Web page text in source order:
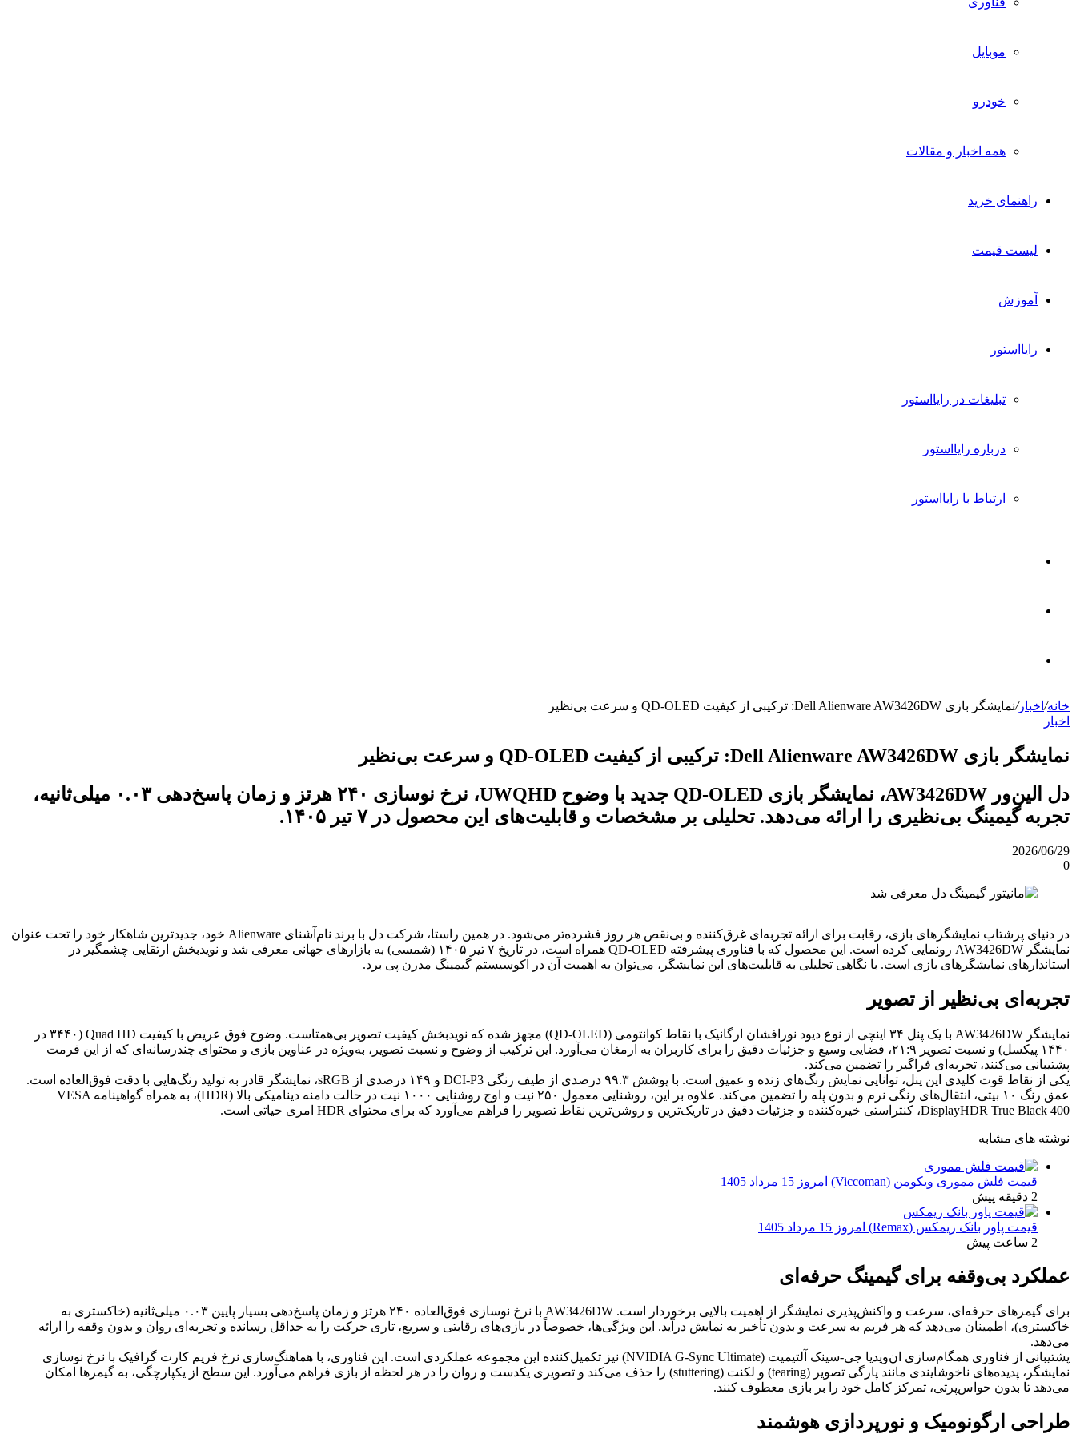
موبایل
خودرو
همه اخبار و مقالات
راهنمای خرید
لیست قیمت
آموزش
رایااستور
تبلیغات در رایااستور
درباره رایااستور
ارتباط با رایااستور
برای خانه/ اخبار/نمایشگر بازی Dell Alienware AW3426DW: ترکیبی از کیفیت QD-OLED و سرعت بی‌نظیر
اخبار
نمایشگر بازی Dell Alienware AW3426DW: ترکیبی از کیفیت QD-OLED و سرعت بی‌نظیر
دل الین‌ور AW3426DW، نمایشگر بازی QD-OLED جدید با وضوح UWQHD، نرخ نوسازی ۲۴۰ هرتز و زمان پاسخ‌دهی ۰.۰۳ میلی‌ثانیه،
تجربه گیمینگ بی‌نظیری را ارائه می‌دهد. تحلیلی بر مشخصات و قابلیت‌های این محصول در ۷ تیر ۱۴۰۵.
2026/06/29
0
در دنیای پرشتاب نمایشگرهای بازی، رقابت برای ارائه تجربه‌ای غرق‌کننده و بی‌نقص هر روز فشرده‌تر می‌شود. در همین راستا، شرکت دل با برند نام‌آشنای Alienware خود، جدیدترین شاهکار خود را تحت عنوان
نمایشگر AW3426DW رونمایی کرده است. این محصول که با فناوری پیشرفته QD-OLED همراه است، در تاریخ ۷ تیر ۱۴۰۵ (شمسی) به بازارهای جهانی معرفی شد و نویدبخش ارتقایی چشمگیر در
استاندارهای نمایشگرهای بازی است. با نگاهی تحلیلی به قابلیت‌های این نمایشگر، می‌توان به اهمیت آن در اکوسیستم گیمینگ مدرن پی برد.
تجربه‌ای بی‌نظیر از تصویر
نمایشگر AW3426DW با یک پنل ۳۴ اینچی از نوع دیود نورافشان ارگانیک با نقاط کوانتومی (QD-OLED) مجهز شده که نویدبخش کیفیت تصویر بی‌همتاست. وضوح فوق عریض با کیفیت Quad HD (۳۴۴۰ در
۱۴۴۰ پیکسل) و نسبت تصویر ۲۱:۹، فضایی وسیع و جزئیات دقیق را برای کاربران به ارمغان می‌آورد. این ترکیب از وضوح و نسبت تصویر، به‌ویژه در عناوین بازی و محتوای چندرسانه‌ای که از این فرمت
پشتیبانی می‌کنند، تجربه‌ای فراگیر را تضمین می‌کند.
یکی از نقاط قوت کلیدی این پنل، توانایی نمایش رنگ‌های زنده و عمیق است. با پوشش ۹۹.۳ درصدی از طیف رنگی DCI-P3 و ۱۴۹ درصدی از sRGB، نمایشگر قادر به تولید رنگ‌هایی با دقت فوق‌العاده است.
عمق رنگ ۱۰ بیتی، انتقال‌های رنگی نرم و بدون پله را تضمین می‌کند. علاوه بر این، روشنایی معمول ۲۵۰ نیت و اوج روشنایی ۱۰۰۰ نیت در حالت دامنه دینامیکی بالا (HDR)، به همراه گواهینامه VESA
DisplayHDR True Black 400، کنتراستی خیره‌کننده و جزئیات دقیق در تاریک‌ترین و روشن‌ترین نقاط تصویر را فراهم می‌آورد که برای محتوای HDR امری حیاتی است.
نوشته های مشابه
قیمت فلش مموری ویکومن (Viccoman) امروز 15 مرداد 1405
2 دقیقه پیش
قیمت پاور بانک ریمکس (Remax) امروز 15 مرداد 1405
2 ساعت پیش
عملکرد بی‌وقفه برای گیمینگ حرفه‌ای
برای گیمرهای حرفه‌ای، سرعت و واکنش‌پذیری نمایشگر از اهمیت بالایی برخوردار است. AW3426DW با نرخ نوسازی فوق‌العاده ۲۴۰ هرتز و زمان پاسخ‌دهی بسیار پایین ۰.۰۳ میلی‌ثانیه (خاکستری به
خاکستری)، اطمینان می‌دهد که هر فریم به سرعت و بدون تأخیر به نمایش درآید. این ویژگی‌ها، خصوصاً در بازی‌های رقابتی و سریع، تاری حرکت را به حداقل رسانده و تجربه‌ای روان و بدون وقفه را ارائه
می‌دهد.
پشتیبانی از فناوری همگام‌سازی ان‌ویدیا جی-سینک آلتیمیت (NVIDIA G-Sync Ultimate) نیز تکمیل‌کننده این مجموعه عملکردی است. این فناوری، با هماهنگ‌سازی نرخ فریم کارت گرافیک با نرخ نوسازی
نمایشگر، پدیده‌های ناخوشایندی مانند پارگی تصویر (tearing) و لکنت (stuttering) را حذف می‌کند و تصویری یکدست و روان را در هر لحظه از بازی فراهم می‌آورد. این سطح از یکپارچگی، به گیمرها امکان
می‌دهد تا بدون حواس‌پرتی، تمرکز کامل خود را بر بازی معطوف کنند.
طراحی ارگونومیک و نورپردازی هوشمند